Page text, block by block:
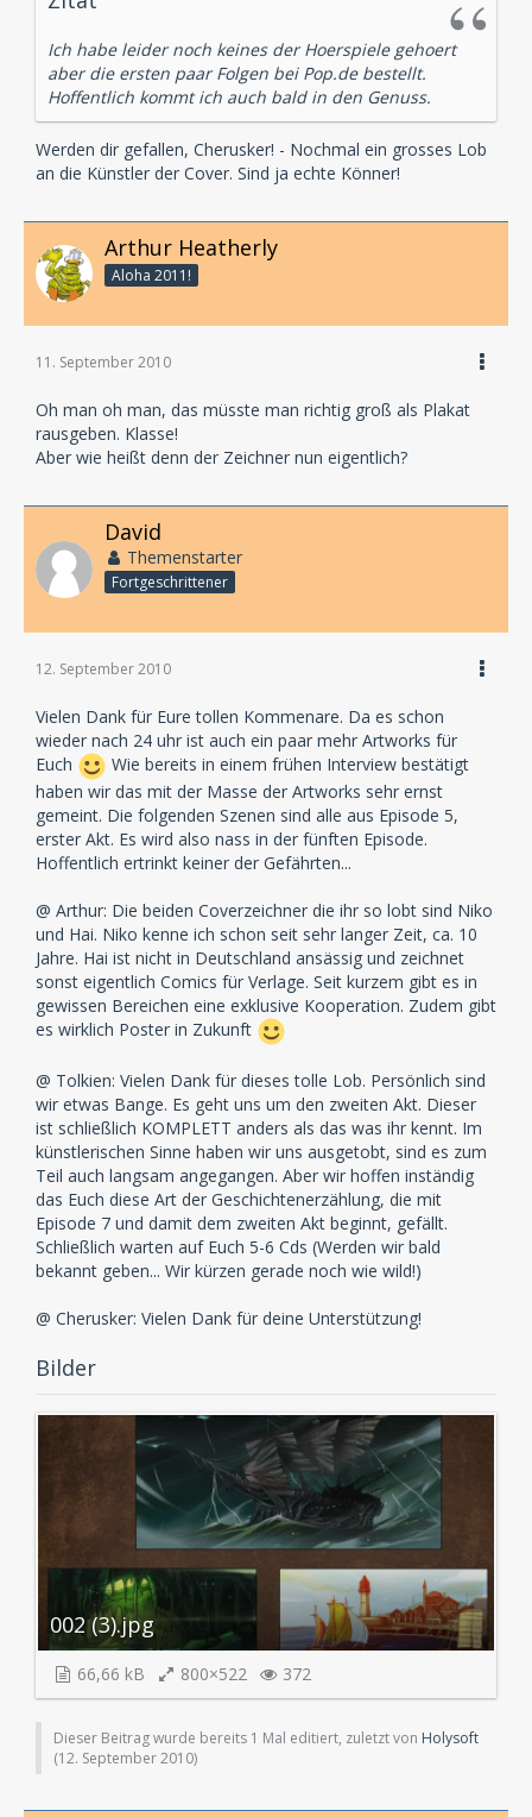
Ich habe leider noch keines der Hoerspiele gehoert
aber die ersten paar Folgen bei Pop.de bestellt.
Hoffentlich kommt ich auch bald in den Genuss.
Werden dir gefallen, Cherusker! - Nochmal ein grosses Lob
an die Künstler der Cover. Sind ja echte Könner!
Arthur Heatherly
Aloha 2011!
11. September 2010
Oh man oh man, das müsste man richtig groß als Plakat
rausgeben. Klasse!
Aber wie heißt denn der Zeichner nun eigentlich?
David
Themenstarter
Fortgeschrittener
12. September 2010
Vielen Dank für Eure tollen Kommenare. Da es schon
wieder nach 24 uhr ist auch ein paar mehr Artworks für
Euch
Wie bereits in einem frühen Interview bestätigt
haben wir das mit der Masse der Artworks sehr ernst
gemeint. Die folgenden Szenen sind alle aus Episode 5,
erster Akt. Es wird also nass in der fünften Episode.
Hoffentlich ertrinkt keiner der Gefährten...
@ Arthur: Die beiden Coverzeichner die ihr so lobt sind Niko
und Hai. Niko kenne ich schon seit sehr langer Zeit, ca. 10
Jahre. Hai ist nicht in Deutschland ansässig und zeichnet
sonst eigentlich Comics für Verlage. Seit kurzem gibt es in
gewissen Bereichen eine exklusive Kooperation. Zudem gibt
es wirklich Poster in Zukunft
@ Tolkien: Vielen Dank für dieses tolle Lob. Persönlich sind
wir etwas Bange. Es geht uns um den zweiten Akt. Dieser
ist schließlich KOMPLETT anders als das was ihr kennt. Im
künstlerischen Sinne haben wir uns ausgetobt, sind es zum
Teil auch langsam angegangen. Aber wir hoffen inständig
das Euch diese Art der Geschichtenerzählung, die mit
Episode 7 und damit dem zweiten Akt beginnt, gefällt.
Schließlich warten auf Euch 5-6 Cds (Werden wir bald
bekannt geben... Wir kürzen gerade noch wie wild!)
@ Cherusker: Vielen Dank für deine Unterstützung!
Bilder
002 (3).jpg
66,66 kB 800×522 372
Dieser Beitrag wurde bereits 1 Mal editiert, zuletzt von Holysoft
(12. September 2010)